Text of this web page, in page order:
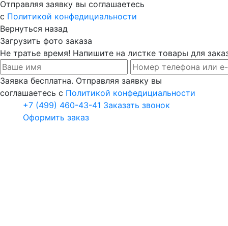
Отправляя заявку вы соглашаетесь
с Политикой конфедициальности
Вернуться назад
Загрузить фото заказа
Не тратье время! Напишите на листке товары для
Заявка бесплатна. Отправляя заявку вы
соглашаетесь с Политикой конфедициальности
+7 (499) 460-43-41 Заказать звонок
Оформить заказ